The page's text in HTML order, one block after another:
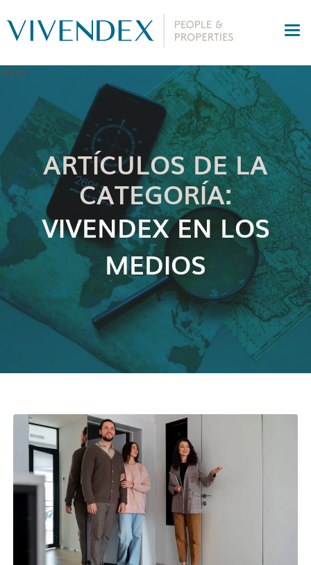
ARTÍCULOS DE LA
CATEGORÍA:
VIVENDEX EN LOS
MEDIOS